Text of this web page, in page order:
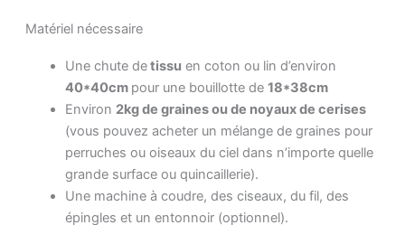
Matériel nécessaire
Une chute detissu en coton ou lin d’environ
40*40cm pour une bouillotte de 18*38cm
Environ 2kg de graines ou de noyaux de cerises
(vous pouvez acheter un mélange de graines pour
perruches ou oiseaux du ciel dans n’importe quelle
grande surface ou quincaillerie).
Une machine à coudre, des ciseaux, du fil, des
épingles et un entonnoir (optionnel).